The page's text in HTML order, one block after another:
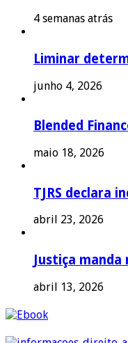
4 semanas atrás
Liminar
junho 4, 2026
Blended
maio 18, 2026
TJRS declara
abril 23, 2026
Justiça
abril 13, 2026